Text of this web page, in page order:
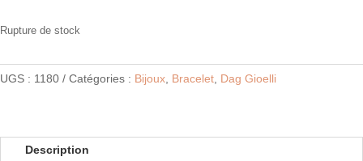
Rupture de stock
UGS : 1180 Catégories : Bijoux Bracelet Dag Gioelli
Description